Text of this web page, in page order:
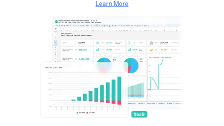
Learn More